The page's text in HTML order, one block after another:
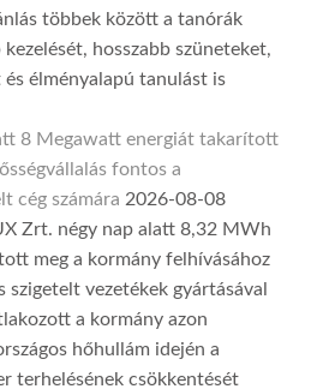
többek között a tanórák
hosszabb szüneteket,
élményalapú tanulást is
8 Megawatt energiát takarított
fontos a
cég számára 2026-08-08
Zrt. négy nap alatt 8,32 MWh
meg a kormány felhívásához
szigetelt vezetékek gyártásával
a kormány azon
hőhullám idején a
terhelésének csökkentését